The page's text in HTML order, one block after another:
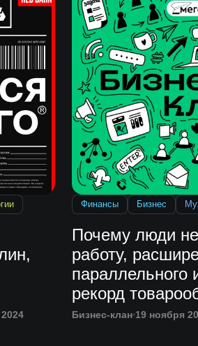
Финансы Бизнес
Почему люди
работу,
параллельного
рекорд
России и Китая
Бизнес-клан 19 ноября